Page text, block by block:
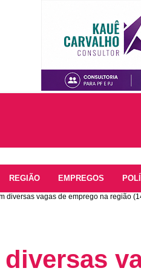
REGIÃO EMPREGOS
diversas vagas de emprego na região